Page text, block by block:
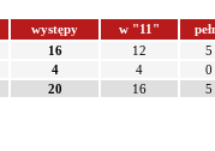
występy w "11"
16 12
5
4 4
0
20 16 5